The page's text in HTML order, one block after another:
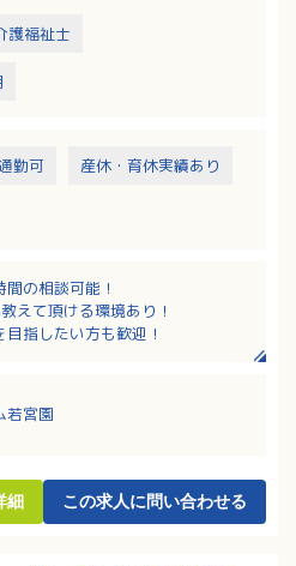
護福祉士
勤可 産休・育休実績あり
間の相談可能！
えて頂ける環境あり！
目指したい方も歓迎！
若宮園
細 この求人に問い合わせる